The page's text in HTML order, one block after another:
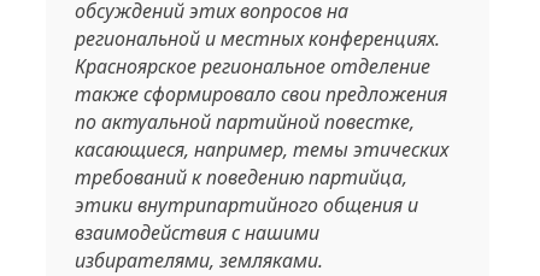
обсуждений этих вопросов на
региональной и местных конференциях.
Красноярское региональное отделение
также сформировало свои предложения
по актуальной партийной повестке,
касающиеся, например, темы этических
требований к поведению партийца,
этики внутрипартийного общения и
взаимодействия с нашими
избирателями, земляками.